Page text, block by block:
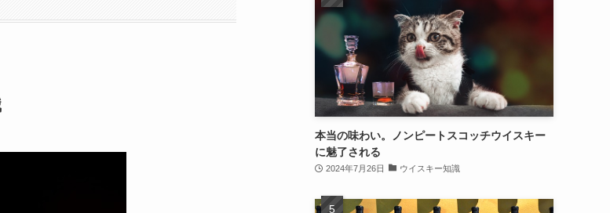
本当の味わい。ノンピートスコッチウイスキー
に魅了される
2024年7月26日 ウイスキー知識